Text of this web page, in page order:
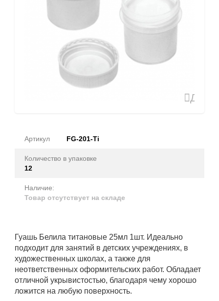
Артикул FG-201-Ti
Количество в упаковке
12
Наличие:
Товар отсутствует на складе
Гуашь Белила титановые 25мл 1шт. Идеально
подходит для занятий в детских учреждениях, в
художественных школах, а также для
неответственных оформительских работ. Обладает
отличной укрывистостью, благодаря чему хорошо
ложится на любую поверхность.